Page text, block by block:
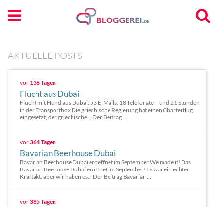
AKTUELLE POSTS
vor 136 Tagen
Flucht aus Dubai
Flucht mit Hund aus Dubai: 53 E-Mails, 18 Telefonate – und 21 Stunden
in der Transportbox Die griechische Regierung hat einen Charterflug
eingesetzt, der griechische… Der Beitrag ...
vor364 Tagen
Bavarian Beerhouse Dubai
Bavarian Beerhouse Dubai eroeffnet im September We made it! Das
Bavarian Beehouse Dubai eröffnet im September! Es war ein echter
Kraftakt, aber wir haben es… Der Beitrag Bavarian ...
vor385 Tagen